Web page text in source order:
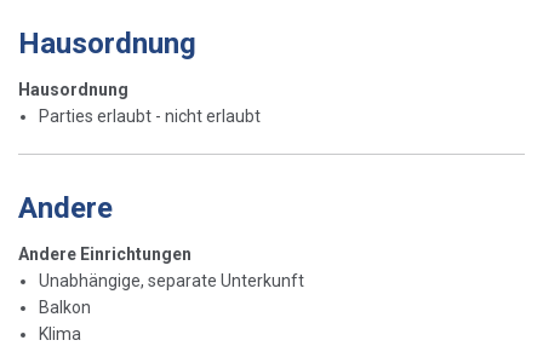
Hausordnung
Hausordnung
Parties erlaubt - nicht erlaubt
Andere
Andere Einrichtungen
Unabhängige, separate Unterkunft
Balkon
Klima